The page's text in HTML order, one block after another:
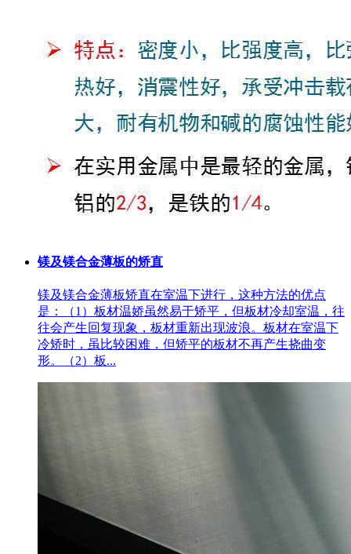
镁及镁合金薄板的矫直
镁及镁合金薄板矫直在室温下进行，这种方法的优点
是：（1）板材温娇虽然易于矫平，但板材冷却室温，往
往会产生回复现象，板材重新出现波浪。板材在室温下
冷矫时，虽比较困难，但矫平的板材不再产生挠曲变
形。（2）板...